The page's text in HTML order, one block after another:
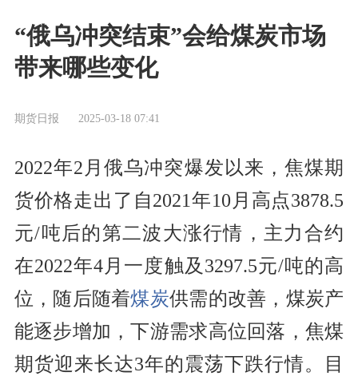
“俄乌冲突结束”会给煤炭市场
带来哪些变化
期货日报 2025-03-18 07:41
2022年2月俄乌冲突爆发以来，焦煤期
货价格走出了自2021年10月高点3878.5
元/吨后的第二波大涨行情，主力合约
在2022年4月一度触及3297.5元/吨的高
位，随后随着煤炭供需的改善，煤炭产
能逐步增加，下游需求高位回落，焦煤
期货迎来长达3年的震荡下跌行情。目